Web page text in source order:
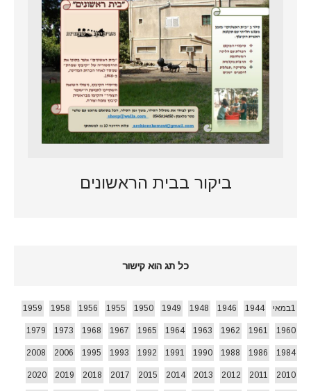
ביקור בבית הראשונים
כל תג הוא קישור
1במאי 1944
1946
1948
1949
1950
1955
1956
1958
1959
1960
1961
1962
1963
1964
1965
1967
1968
1973
1979
1984
1986
1988
1990
1991
1992
1993
1995
2006
2008
2010
2011
2012
2013
2014
2015
2017
2018
2019
2020